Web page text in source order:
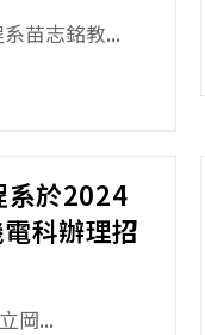
苗志銘教...
系於2024
科辦理招
岡...